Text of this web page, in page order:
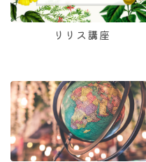
リリス講座